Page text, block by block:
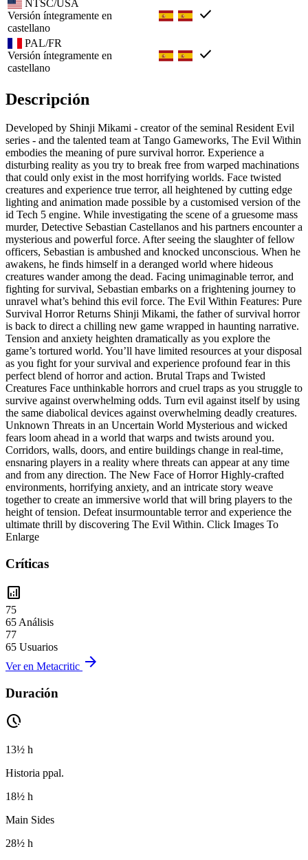
NTSC/USA
Versión íntegramente en
castellano
check
PAL/FR
Versión íntegramente en
castellano
check
Descripción
Developed by Shinji Mikami - creator of the seminal Resident Evil
series - and the talented team at Tango Gameworks, The Evil Within
embodies the meaning of pure survival horror. Experience a
disturbing reality as you try to break free from warped machinations
that could only exist in the most horrifying worlds. Face twisted
creatures and experience true terror, all heightened by cutting edge
lighting and animation made possible by a customised version of the
id Tech 5 engine. While investigating the scene of a gruesome mass
murder, Detective Sebastian Castellanos and his partners encounter a
mysterious and powerful force. After seeing the slaughter of fellow
officers, Sebastian is ambushed and knocked unconscious. When he
awakens, he finds himself in a deranged world where hideous
creatures wander among the dead. Facing unimaginable terror, and
fighting for survival, Sebastian embarks on a frightening journey to
unravel what’s behind this evil force. The Evil Within Features: Pure
Survival Horror Returns Shinji Mikami, the father of survival horror
is back to direct a chilling new game wrapped in haunting narrative.
Tension and anxiety heighten dramatically as you explore the
game’s tortured world. You’ll have limited resources at your disposal
as you fight for your survival and experience profound fear in this
perfect blend of horror and action. Brutal Traps and Twisted
Creatures Face unthinkable horrors and cruel traps as you struggle to
survive against overwhelming odds. Turn evil against itself by using
the same diabolical devices against overwhelming deadly creatures.
Unknown Threats in an Uncertain World Mysterious and wicked
fears loom ahead in a world that warps and twists around you.
Corridors, walls, doors, and entire buildings change in real-time,
ensnaring players in a reality where threats can appear at any time
and from any direction. The New Face of Horror Highly-crafted
environments, horrifying anxiety, and an intricate story weave
together to create an immersive world that will bring players to the
height of tension. Defeat insurmountable terror and experience the
ultimate thrill by discovering The Evil Within. Click Images To
Enlarge
Críticas
analytics
75
65 Análisis
77
65 Usuarios
Ver en Metacritic arrow_forward
Duración
pace
13½ h
Historia ppal.
18½ h
Main Sides
28½ h